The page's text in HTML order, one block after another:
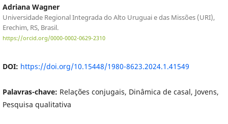
Adriana Wagner
Universidade Regional Integrada do Alto Uruguai e das Missões (URI),
Erechim, RS, Brasil.
https://orcid.org/0000-0002-0629-2310
DOI: https://doi.org/10.15448/1980-8623.2024.1.41549
Palavras-chave: Relações conjugais, Dinâmica de casal, Jovens,
Pesquisa qualitativa